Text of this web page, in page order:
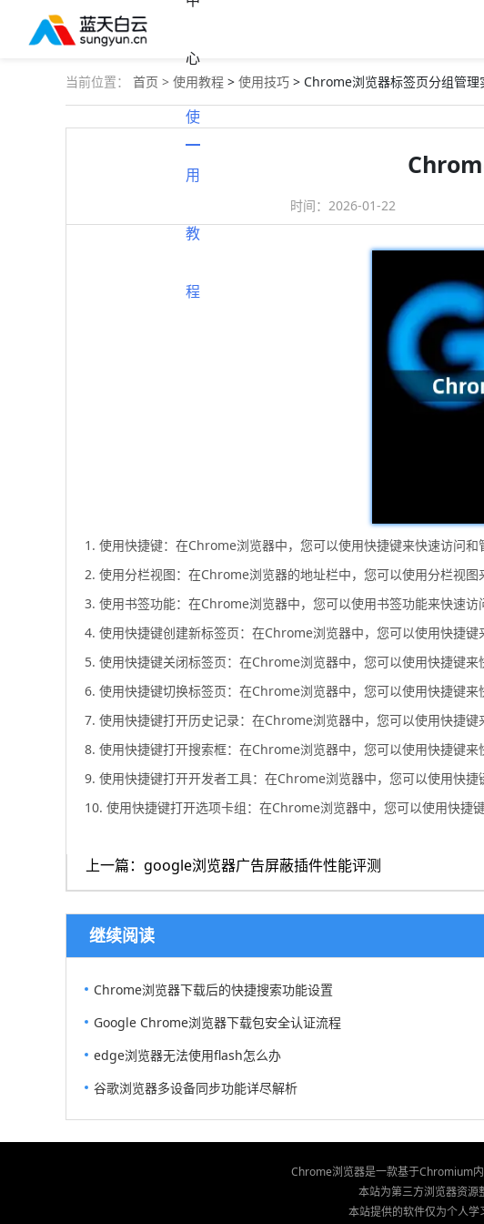
心
使
用
教
程
当前位置： 首页 > 使用教程 > 使用技巧 > Chrome浏览器标签页分组管理
时间：2026-01-22
1. 使用快捷键：在Chrome浏览器中，您可以使用快捷键来快速访问
2. 使用分栏视图：在Chrome浏览器的地址栏中，您可以使用分栏视图
3. 使用书签功能：在Chrome浏览器中，您可以使用书签功能来快速访
4. 使用快捷键创建新标签页：在Chrome浏览器中，您可以使用快捷
5. 使用快捷键关闭标签页：在Chrome浏览器中，您可以使用快捷键
6. 使用快捷键切换标签页：在Chrome浏览器中，您可以使用快捷键
7. 使用快捷键打开历史记录：在Chrome浏览器中，您可以使用快捷
8. 使用快捷键打开搜索框：在Chrome浏览器中，您可以使用快捷键来
9. 使用快捷键打开开发者工具：在Chrome浏览器中，您可以使用快捷
10. 使用快捷键打开选项卡组：在Chrome浏览器中，您可以使用快捷
上一篇：google浏览器广告屏蔽插件性能评测
继续阅读
Chrome浏览器下载后的快捷搜索功能设置
Google Chrome浏览器下载包安全认证流程
edge浏览器无法使用flash怎么办
谷歌浏览器多设备同步功能详尽解析
Chrome浏览器是一款基于Chromium
本站为第三方浏览器资源
本站提供的软件仅为个人学